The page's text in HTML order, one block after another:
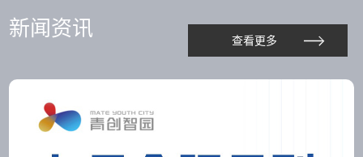
新闻资讯 查看更多